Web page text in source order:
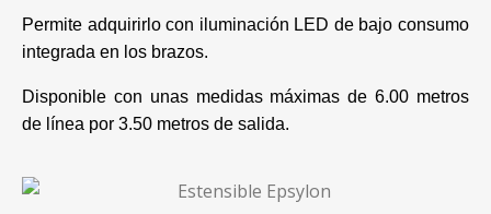
Permite adquirirlo con iluminación LED de bajo consumo
integrada en los brazos.
Disponible con unas medidas máximas de 6.00 metros
de línea por 3.50 metros de salida.